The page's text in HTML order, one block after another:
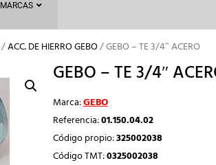
MARCAS
/ACC. DE HIERRO GEBO/ GEBO – TE 3/4″ ACERO
GEBO – TE 3/4″
Marca:GEBO
Referencia:01.150.04.02
Código propio:325002038
Código TMT:0325002038